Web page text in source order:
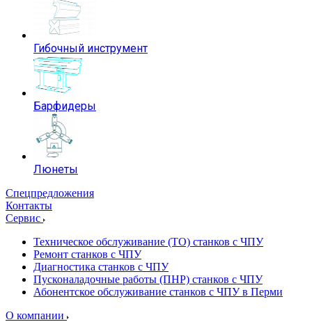
Гибочный инструмент
Барфидеры
Люнеты
Спецпредложения
Контакты
Сервис
Техническое обслуживание (ТО) станков с ЧПУ
Ремонт станков с ЧПУ
Диагностика станков с ЧПУ
Пусконаладочные работы (ПНР) станков с ЧПУ
Абонентское обслуживание станков с ЧПУ в Перми
О компании